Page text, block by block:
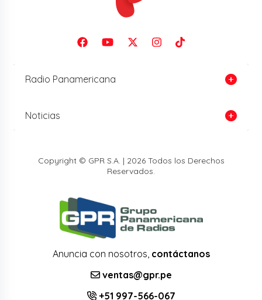
Radio Panamericana
Noticias
Copyright © GPR S.A. | 2026 Todos los Derechos
Reservados.
Anuncia con nosotros, contáctanos
ventas@gpr.pe
+51 997-566-067